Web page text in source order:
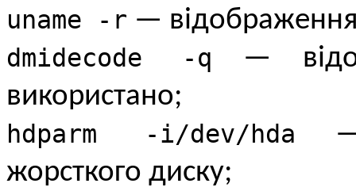
uname -r —
dmidecode -q —
використано;
hdparm -i/dev/hda —
жорсткого диску;